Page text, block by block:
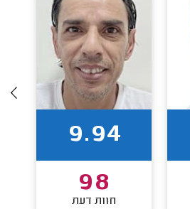
9.94
98
חוות דעת